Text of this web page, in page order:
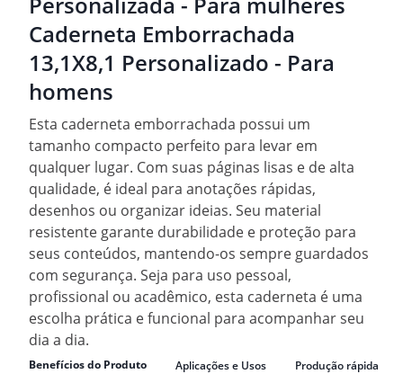
Caderneta Emborrachada
13,1X8,1 Personalizado - Para
homens
Esta caderneta emborrachada possui um
tamanho compacto perfeito para levar em
qualquer lugar. Com suas páginas lisas e de alta
qualidade, é ideal para anotações rápidas,
desenhos ou organizar ideias. Seu material
resistente garante durabilidade e proteção para
seus conteúdos, mantendo-os sempre guardados
com segurança. Seja para uso pessoal,
profissional ou acadêmico, esta caderneta é uma
escolha prática e funcional para acompanhar seu
dia a dia.
Benefícios do Produto Aplicações e Usos Produção rápida